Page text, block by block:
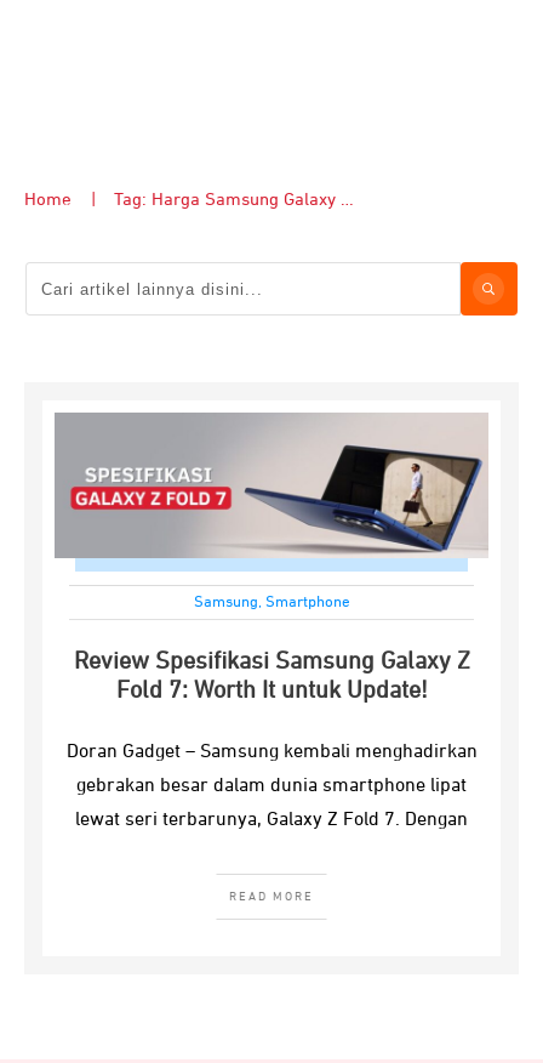
Home Tag: Harga Samsung Galaxy Z Fold 7
Samsung, Smartphone
Review Spesifikasi Samsung Galaxy Z
Fold 7: Worth It untuk Update!
Doran Gadget – Samsung kembali menghadirkan
gebrakan besar dalam dunia smartphone lipat
lewat seri terbarunya, Galaxy Z Fold 7. Dengan
READ MORE